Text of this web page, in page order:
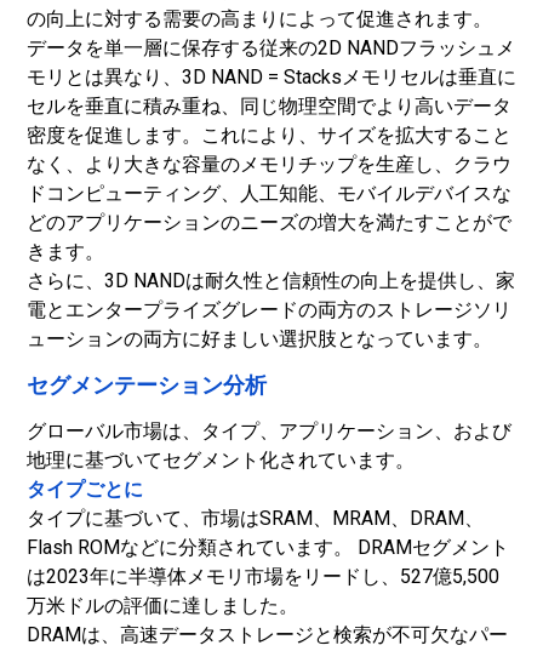
の向上に対する需要の高まりによって促進されます。
データを単一層に保存する従来の2D NANDフラッシュメ
モリとは異なり、3D NAND = Stacksメモリセルは垂直に
セルを垂直に積み重ね、同じ物理空間でより高いデータ
密度を促進します。これにより、サイズを拡大すること
なく、より大きな容量のメモリチップを生産し、クラウ
ドコンピューティング、人工知能、モバイルデバイスな
どのアプリケーションのニーズの増大を満たすことがで
きます。
さらに、3D NANDは耐久性と信頼性の向上を提供し、家
電とエンタープライズグレードの両方のストレージソリ
ューションの両方に好ましい選択肢となっています。
セグメンテーション分析
グローバル市場は、タイプ、アプリケーション、および
地理に基づいてセグメント化されています。
タイプごとに
タイプに基づいて、市場はSRAM、MRAM、DRAM、
Flash ROMなどに分類されています。 DRAMセグメント
は2023年に半導体メモリ市場をリードし、527億5,500
万米ドルの評価に達しました。
DRAMは、高速データストレージと検索が不可欠なパー